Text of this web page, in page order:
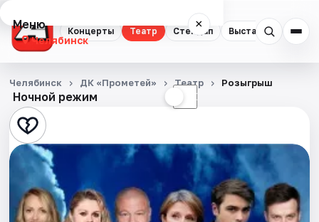
Концерты Театр Стендап Выставки
Меню ×
Челябинск
Концерты
Театр
Стендап
Выставки
Квесты
Ночной режим ☾
Челябинск ДК «Прометей» Театр Розыгрыш